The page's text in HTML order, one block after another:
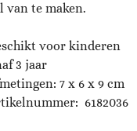
van te maken.
voor kinderen
3 jaar
7 x 6 x 9 cm
6182036